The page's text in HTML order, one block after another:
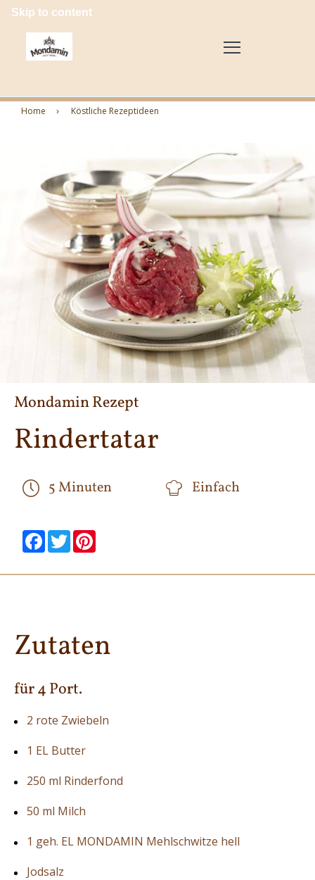
Skip to content
Home Köstliche Rezeptideen
Mondamin Rezept
Rindertatar
5 Minuten Einfach
null
Facebook
null null
Twitter
null null
null
Zutaten
für 4 Port.
2 rote Zwiebeln
1 EL Butter
250 ml Rinderfond
50 ml Milch
1 geh. EL MONDAMIN Mehlschwitze hell
Jodsalz